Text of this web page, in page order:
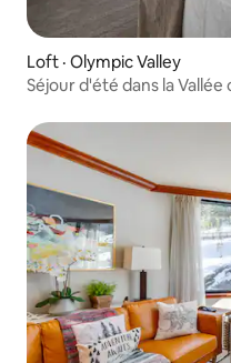
Loft · Olympic Valley
Séjour d'été dans la